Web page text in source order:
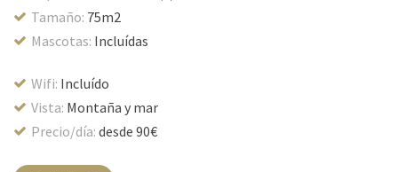
Tamaño: 75m2
Mascotas: Incluídas
Wifi: Incluído
Vista: Montaña y mar
Precio/día: desde 90€